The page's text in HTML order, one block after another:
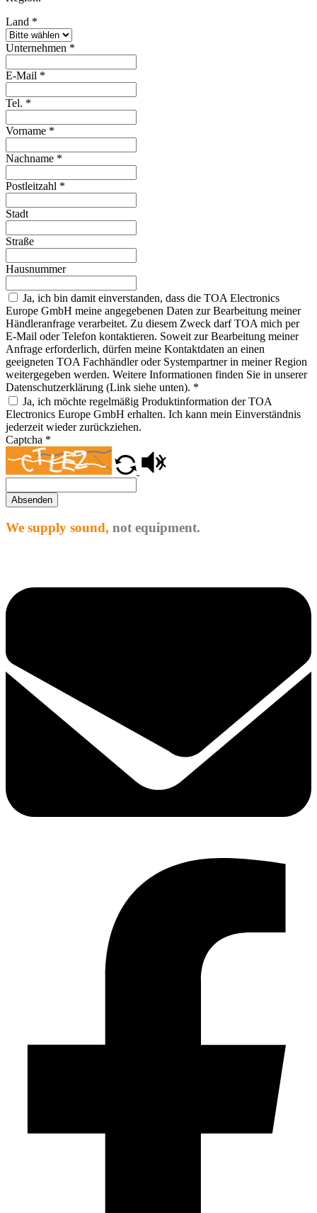
Land *
Unternehmen *
E-Mail *
Tel. *
Vorname *
Nachname *
Postleitzahl *
Stadt
Straße
Hausnummer
Ja, ich bin damit einverstanden, dass die TOA Electronics
Europe GmbH meine angegebenen Daten zur Bearbeitung meiner
Händleranfrage verarbeitet. Zu diesem Zweck darf TOA mich per
E-Mail oder Telefon kontaktieren. Soweit zur Bearbeitung meiner
Anfrage erforderlich, dürfen meine Kontaktdaten an einen
geeigneten TOA Fachhändler oder Systempartner in meiner Region
weitergegeben werden. Weitere Informationen finden Sie in unserer
Datenschutzerklärung (Link siehe unten). *
Ja, ich möchte regelmäßig Produktinformation der TOA
Electronics Europe GmbH erhalten. Ich kann mein Einverständnis
jederzeit wieder zurückziehen.
Captcha *
Absenden
We supply sound, not equipment.